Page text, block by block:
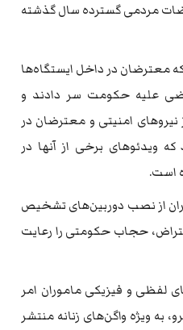
مردمی گسترده سال گذشته
معترضان در داخل ایستگاه‌ها
علیه حکومت سر دادند و
امنیتی و معترضان در
ویدئوهای برخی از آنها در
است.
از نصب دوربین‌های تشخیص
حجاب حکومتی را رعایت
لفظی و فیزیکی ماموران امر
به ویژه واگن‌های زنانه منتشر